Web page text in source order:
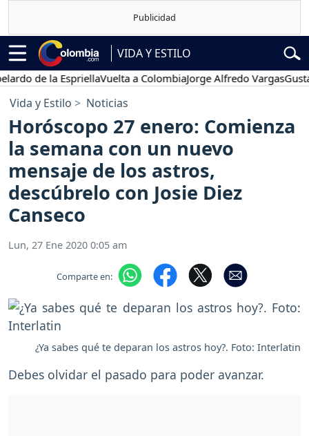
VIDA Y ESTILO
la EspriellaVuelta a ColombiaJorge Alfredo Vargas Gustavo
Vida y Estilo Noticias
Horóscopo 27 enero: Comienza
la semana con un nuevo
mensaje de los astros,
descúbrelo con Josie Diez
Canseco
Lun, 27 Ene 2020 0:05 am
Comparte en:
¿Ya sabes qué te deparan los astros hoy?. Foto: Interlatin
Debes olvidar el pasado para poder avanzar.